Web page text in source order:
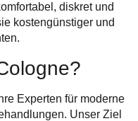
diskret und
kostengünstiger und
Experten für moderne
. Unser Ziel